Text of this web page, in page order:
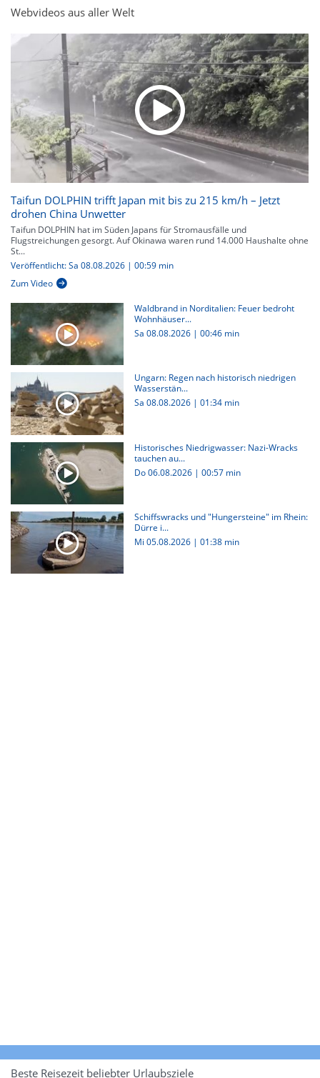
Webvideos aus aller Welt
Taifun DOLPHIN trifft Japan mit bis zu 215 km/h – Jetzt
drohen China Unwetter
Taifun DOLPHIN hat im Süden Japans für Stromausfälle und
Flugstreichungen gesorgt. Auf Okinawa waren rund 14.000 Haushalte ohne
St...
Veröffentlicht: Sa 08.08.2026 | 00:59 min
Zum Video
Waldbrand in Norditalien: Feuer bedroht
Wohnhäuser...
Sa 08.08.2026 | 00:46 min
Ungarn: Regen nach historisch niedrigen
Wasserstän...
Sa 08.08.2026 | 01:34 min
Historisches Niedrigwasser: Nazi-Wracks
tauchen au...
Do 06.08.2026 | 00:57 min
Schiffswracks und "Hungersteine" im Rhein:
Dürre i...
Mi 05.08.2026 | 01:38 min
Beste Reisezeit beliebter Urlaubsziele